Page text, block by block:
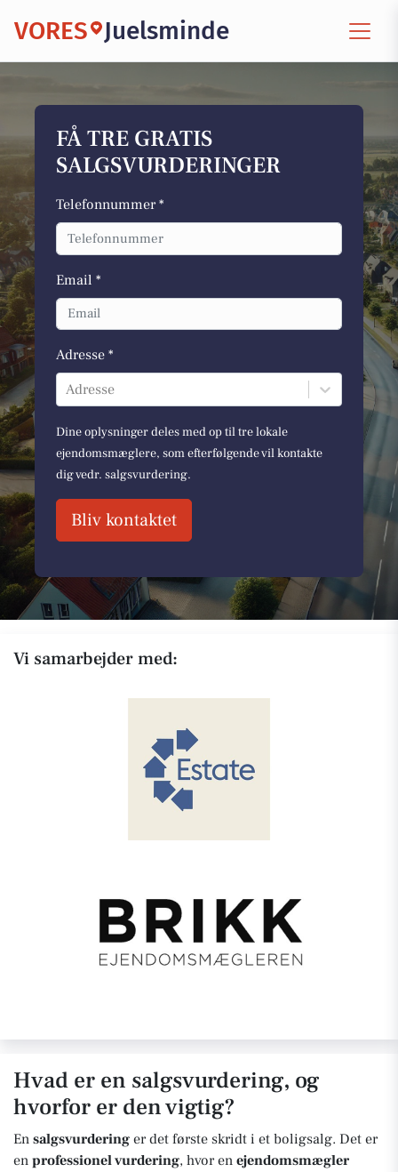
VORES Juelsminde
FÅ TRE GRATIS
SALGSVURDERINGER
Telefonnummer *
Email *
Adresse *
Adresse
Dine oplysninger deles med op til tre lokale
ejendomsmæglere, som efterfølgende vil kontakte
dig vedr. salgsvurdering.
Bliv kontaktet
Vi samarbejder med:
Hvad er en salgsvurdering, og
hvorfor er den vigtig?
En salgsvurdering er det første skridt i et boligsalg. Det er
en professionel vurdering, hvor en ejendomsmægler